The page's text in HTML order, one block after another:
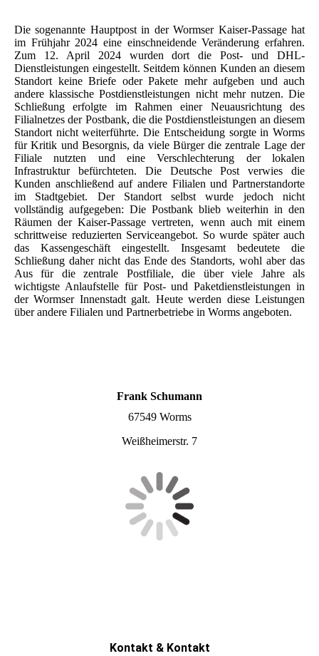
Die sogenannte Hauptpost in der Wormser Kaiser-Passage hat
im Frühjahr 2024 eine einschneidende Veränderung erfahren.
Zum 12. April 2024 wurden dort die Post- und DHL-
Dienstleistungen eingestellt. Seitdem können Kunden an diesem
Standort keine Briefe oder Pakete mehr aufgeben und auch
andere klassische Postdienstleistungen nicht mehr nutzen. Die
Schließung erfolgte im Rahmen einer Neuausrichtung des
Filialnetzes der Postbank, die die Postdienstleistungen an diesem
Standort nicht weiterführte. Die Entscheidung sorgte in Worms
für Kritik und Besorgnis, da viele Bürger die zentrale Lage der
Filiale nutzten und eine Verschlechterung der lokalen
Infrastruktur befürchteten. Die Deutsche Post verwies die
Kunden anschließend auf andere Filialen und Partnerstandorte
im Stadtgebiet. Der Standort selbst wurde jedoch nicht
vollständig aufgegeben: Die Postbank blieb weiterhin in den
Räumen der Kaiser-Passage vertreten, wenn auch mit einem
schrittweise reduzierten Serviceangebot. So wurde später auch
das Kassengeschäft eingestellt. Insgesamt bedeutete die
Schließung daher nicht das Ende des Standorts, wohl aber das
Aus für die zentrale Postfiliale, die über viele Jahre als
wichtigste Anlaufstelle für Post- und Paketdienstleistungen in
der Wormser Innenstadt galt. Heute werden diese Leistungen
über andere Filialen und Partnerbetriebe in Worms angeboten.
Frank Schumann
67549 Worms
Weißheimerstr. 7
Kontakt & Kontakt